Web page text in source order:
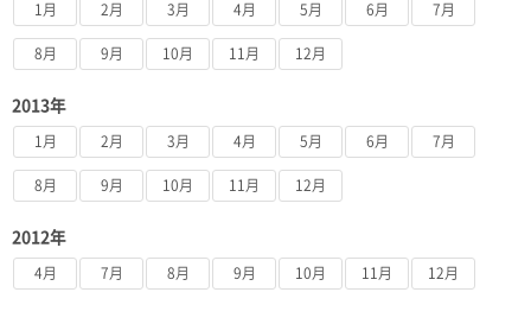
1月 2月 3月 4月 5月 6月 7月
8月 9月 10月 11月 12月
2013年
1月 2月 3月 4月 5月 6月 7月
8月 9月 10月 11月 12月
2012年
4月 7月 8月 9月 10月 11月 12月